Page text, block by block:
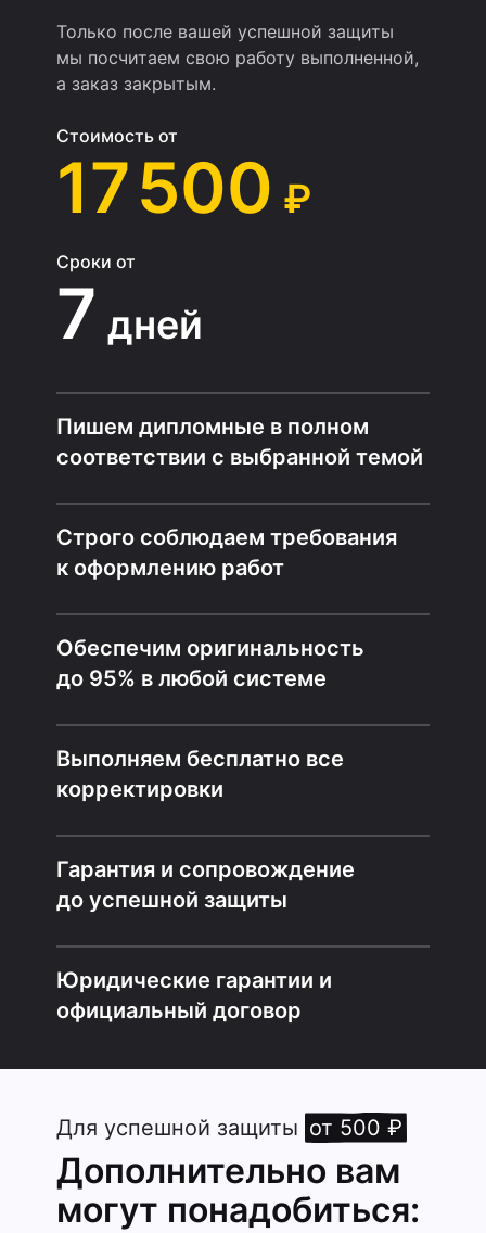
Только после вашей успешной защиты
мы посчитаем свою работу выполненной,
а заказ закрытым.
Стоимость от
17 500 ₽
Сроки от
7 дней
Пишем дипломные в полном
соответствии с выбранной темой
Строго соблюдаем требования
к оформлению работ
Обеспечим оригинальность
до 95% в любой системе
Выполняем бесплатно все
корректировки
Гарантия и сопровождение
до успешной защиты
Юридические гарантии и
официальный договор
Для успешной защиты от 500 ₽
Дополнительно вам
могут понадобиться: